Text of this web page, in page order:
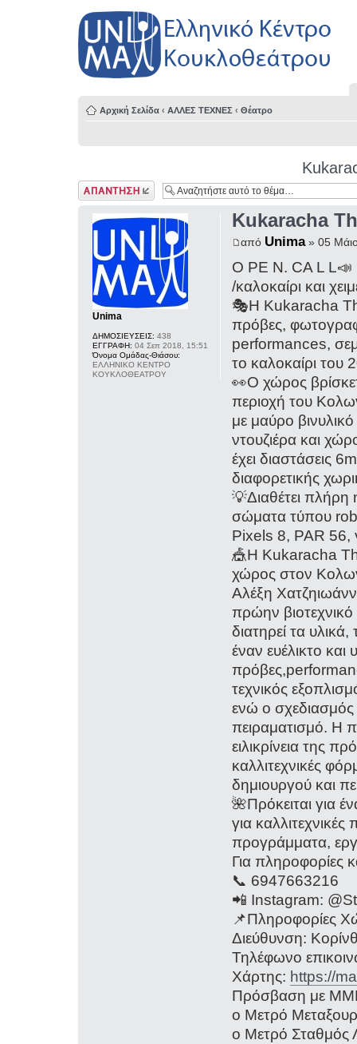
Αρχική Σελίδα ‹ ΑΛΛΕΣ ΤΕΧΝΕΣ ‹ Θέατρο
Δημιουργία
απάντησης
Kukaracha
από Unima» 05
O PE N. CA L L📣
/καλοκαίρι και
🎭Η Kukaracha
πρόβες,
performances,
το καλοκαίρι του
👀O χώρος
περιοχή του
με μαύρο
ντουζιέρα και
έχει διαστάσεις
διαφορετικής
💡Διαθέτει πλήρη
σώματα τύπου
Pixels 8, PAR 56,
🎪Η Kukaracha
χώρος στον
Αλέξη
πρώην
διατηρεί τα
έναν ευέλικτο
τεχνικός
ενώ ο σχεδιασμός
πειραματισμό. Η
ειλικρίνεια της
καλλιτεχνικές
δημιουργού και
🌺Πρόκειται για
για
προγράμματα,
Για πληροφορίες
📞 6947663216
📲 Instagram:
📌Πληροφορίες
Διεύθυνση:
Τηλέφωνο
Χάρτης: https://
Πρόσβαση με
o Μετρό
o Μετρό Σταθμός
Unima
ΔΗΜΟΣΙΕΥΣΕΙΣ: 438
ΕΓΓΡΑΦΗ: 04 Σεπ 2018, 15:51
Όνομα Ομάδας-Θιάσου:
ΕΛΛΗΝΙΚΟ ΚΕΝΤΡΟ
ΚΟΥΚΛΟΘΕΑΤΡΟΥ